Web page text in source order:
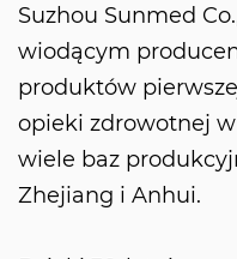
Suzhou Sunmed
wiodącym
produktów
opieki zdrowotnej
wiele baz
Zhejiang i Anhui.